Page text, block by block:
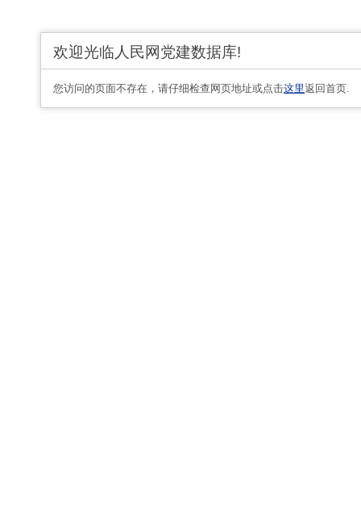
欢迎光临人民网党建数据库!
您访问的页面不存在，请仔细检查网页地址或点击这里返回首页.